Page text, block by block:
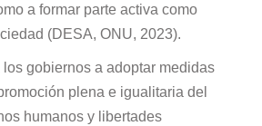
a formar parte activa como
(DESA, ONU, 2023).
gobiernos a adoptar medidas
plena e igualitaria del
humanos y libertades